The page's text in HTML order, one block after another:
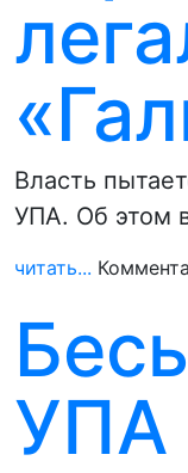
Власть
УПА. Об этом
читать...
УПА